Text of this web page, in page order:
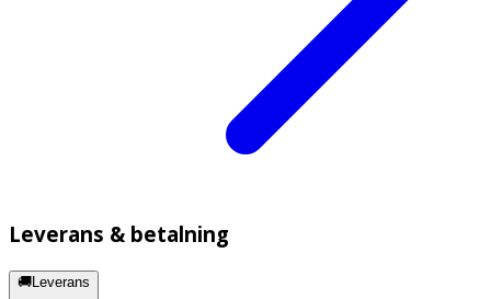
Leverans & betalning
🚚Leverans